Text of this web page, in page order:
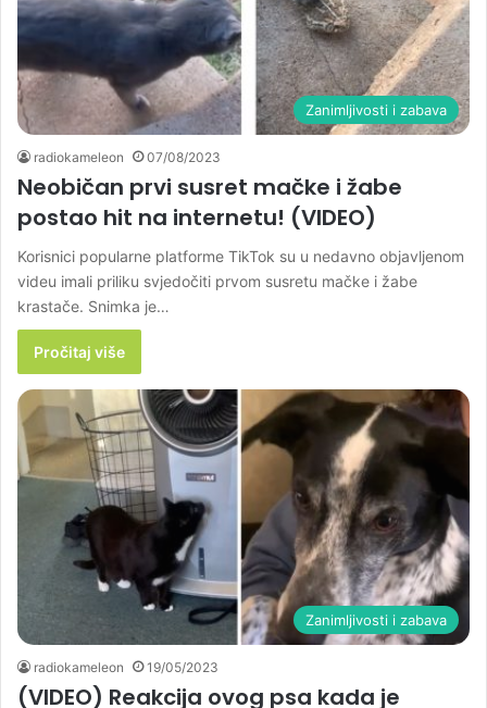
Zanimljivosti i zabava
radiokameleon 07/08/2023
Neobičan prvi susret mačke i žabe
postao hit na internetu! (VIDEO)
Korisnici popularne platforme TikTok su u nedavno objavljenom
videu imali priliku svjedočiti prvom susretu mačke i žabe
krastače. Snimka je…
Pročitaj više
Zanimljivosti i zabava
radiokameleon 19/05/2023
(VIDEO) Reakcija ovog psa kada je